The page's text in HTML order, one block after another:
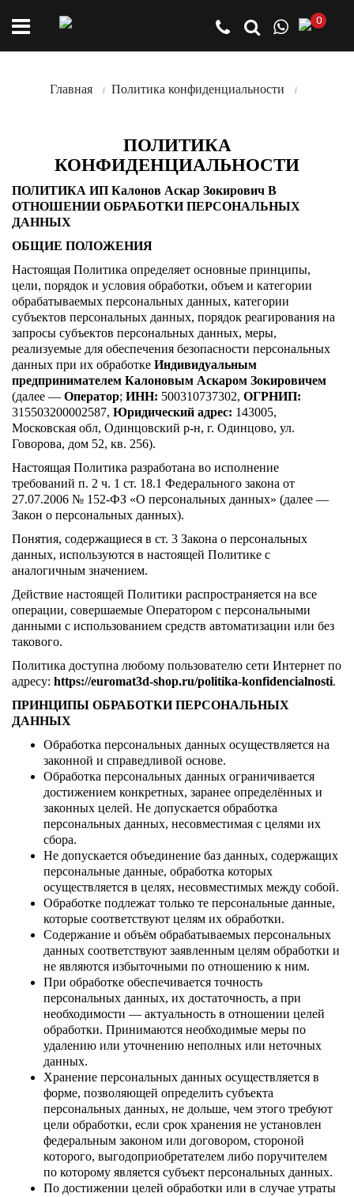
0
Главная Политика конфиденциальности
ПОЛИТИКА
КОНФИДЕНЦИАЛЬНОСТИ
ПОЛИТИКА ИП Калонов Аскар Зокирович В
ОТНОШЕНИИ ОБРАБОТКИ ПЕРСОНАЛЬНЫХ
ДАННЫХ
ОБЩИЕ ПОЛОЖЕНИЯ
Настоящая Политика определяет основные принципы,
цели, порядок и условия обработки, объем и категории
обрабатываемых персональных данных, категории
субъектов персональных данных, порядок реагирования на
запросы субъектов персональных данных, меры,
реализуемые для обеспечения безопасности персональных
данных при их обработке Индивидуальным
предпринимателем Калоновым Аскаром Зокировичем
(далее — Оператор; ИНН: 500310737302, ОГРНИП:
315503200002587, Юридический адрес: 143005,
Московская обл, Одинцовский р-н, г. Одинцово, ул.
Говорова, дом 52, кв. 256).
Настоящая Политика разработана во исполнение
требований п. 2 ч. 1 ст. 18.1 Федерального закона от
27.07.2006 № 152-ФЗ «О персональных данных» (далее —
Закон о персональных данных).
Понятия, содержащиеся в ст. 3 Закона о персональных
данных, используются в настоящей Политике с
аналогичным значением.
Действие настоящей Политики распространяется на все
операции, совершаемые Оператором с персональными
данными с использованием средств автоматизации или без
такового.
Политика доступна любому пользователю сети Интернет по
адресу: https://euromat3d-shop.ru/politika-konfidencialnosti.
ПРИНЦИПЫ ОБРАБОТКИ ПЕРСОНАЛЬНЫХ
ДАННЫХ
Обработка персональных данных осуществляется на
законной и справедливой основе.
Обработка персональных данных ограничивается
достижением конкретных, заранее определённых и
законных целей. Не допускается обработка
персональных данных, несовместимая с целями их
сбора.
Не допускается объединение баз данных, содержащих
персональные данные, обработка которых
осуществляется в целях, несовместимых между собой.
Обработке подлежат только те персональные данные,
которые соответствуют целям их обработки.
Содержание и объём обрабатываемых персональных
данных соответствуют заявленным целям обработки и
не являются избыточными по отношению к ним.
При обработке обеспечивается точность
персональных данных, их достаточность, а при
необходимости — актуальность в отношении целей
обработки. Принимаются необходимые меры по
удалению или уточнению неполных или неточных
данных.
Хранение персональных данных осуществляется в
форме, позволяющей определить субъекта
персональных данных, не дольше, чем этого требуют
цели обработки, если срок хранения не установлен
федеральным законом или договором, стороной
которого, выгодоприобретателем либо поручителем
по которому является субъект персональных данных.
По достижении целей обработки или в случае утраты